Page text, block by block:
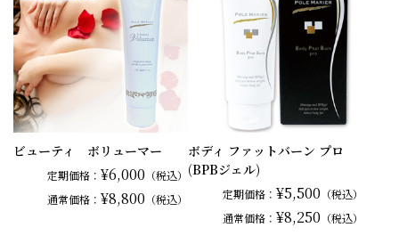
ビューティ ボリューマー
定期価格： ¥6,000 （税込）
通常価格： ¥8,800 （税込）
ボディ ファットバーン プロ
(BPBジェル)
定期価格： ¥5,500 （税込）
通常価格： ¥8,250 （税込）